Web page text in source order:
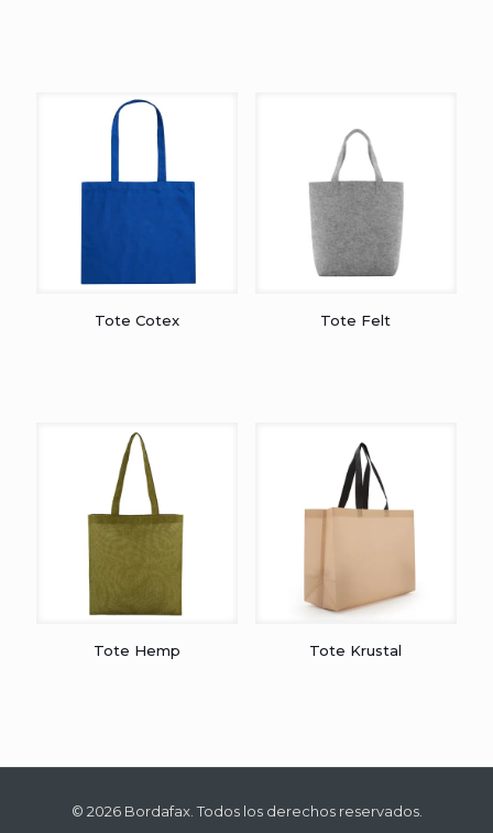
Tote Cotex Tote Felt
Tote Hemp Tote Krustal
© 2026 Bordafax. Todos los derechos reservados.